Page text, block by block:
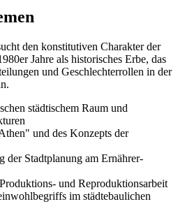
den konstitutiven Charakter der
Jahre als historisches Erbe, das
und Geschlechterrollen in der
städtischem Raum und
und des Konzepts der
der Stadtplanung am Ernährer-
und Reproduktionsarbeit
im städtebaulichen